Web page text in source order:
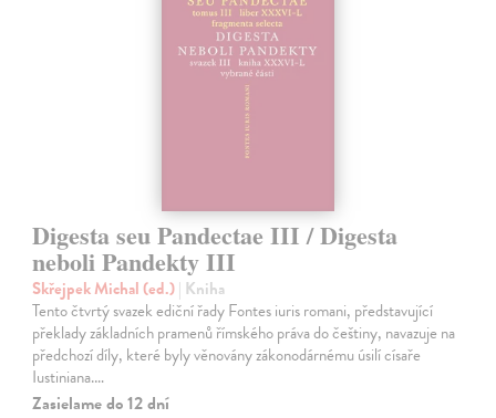
Digesta seu Pandectae III / Digesta
neboli Pandekty III
Skřejpek Michal (ed.)| Kniha
Tento čtvrtý svazek ediční řady Fontes iuris romani, představující
překlady základních pramenů římského práva do češtiny, navazuje na
předchozí díly, které byly věnovány zákonodárnému úsilí císaře
Iustiniana.…
Zasielame do 12 dní